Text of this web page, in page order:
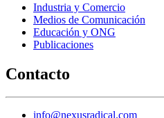
Industria y Comercio
Medios de Comunicación
Educación y ONG
Publicaciones
Contacto
info@nexusradical.com